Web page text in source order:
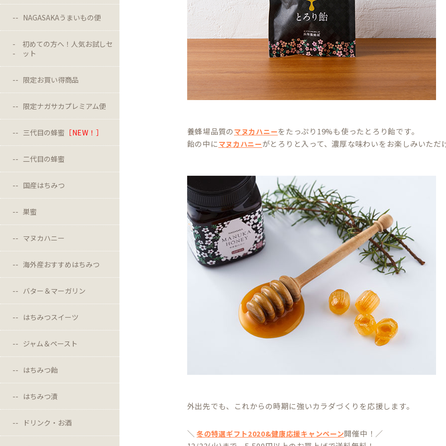
NAGASAKAうまいもの便
初めての方へ！人気お試しセ
ット
限定お買い得商品
限定ナガサカプレミアム便
三代目の蜂蜜 ［NEW！］
二代目の蜂蜜
国産はちみつ
巣蜜
マヌカハニー
海外産おすすめはちみつ
バター＆マーガリン
はちみつスイーツ
ジャム＆ペースト
はちみつ飴
はちみつ漬
ドリンク・お酒
養蜂場品質の マヌカハニーをたっぷり19%も使ったとろり飴です。
飴の中にマヌカハニーがとろりと入って、濃厚な味わいをお楽しみいただ
外出先でも、これからの時期に強いカラダづくりを応援します。
＼ 冬の特選ギフト2020&健康応援キャンペーン開催中！／